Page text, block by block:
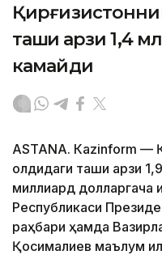
ташқи қарзи 1,4
камайди
ASTANА. Кazinform —
олдидаги ташқи қарзи
миллиард долларгача
Республикаси
раҳбари ҳамда
Қосималиев маълум